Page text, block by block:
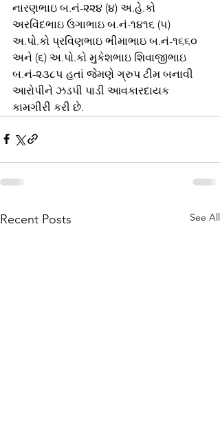
નારણભાઇ બ.નં-૨૨૪ (૪) અ.હે.કો
અરવિંદભાઇ ઉગાભાઇ બ.નં-૧૪૧૬ (૫)
અ.પો.કો પ્રવિણભાઇ ભીમાભાઇ બ.નં-૧૬૬૦
અને (૬) અ.પો.કો મુકેશભાઇ શિવાજીભાઇ
બ.નં-૨૩૮૫ હતાં જેમણે ગ્રુપ ટીમ બનાવી
આરોપીને ઝડપી પાડી આવકારદાયક
કામગીરી કરી છે.
Recent Posts See All